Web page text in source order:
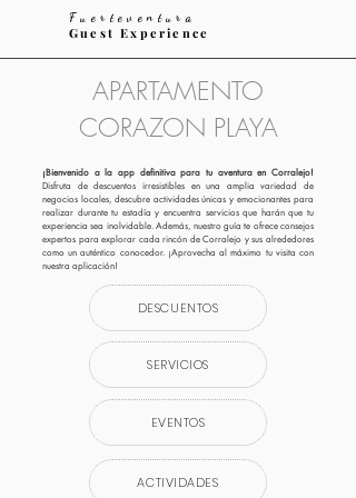
Fuerteventura
Guest Experience
APARTAMENTO
CORAZON PLAYA
¡Bienvenido a la app definitiva para tu aventura en Corralejo!
Disfruta de descuentos irresistibles en una amplia variedad de
negocios locales, descubre actividades únicas y emocionantes para
realizar durante tu estadía y encuentra servicios que harán que tu
experiencia sea inolvidable. Además, nuestro guía te ofrece consejos
expertos para explorar cada rincón de Corralejo y sus alrededores
como un auténtico conocedor. ¡Aprovecha al máximo tu visita con
nuestra aplicación!
DESCUENTOS
SERVICIOS
EVENTOS
ACTIVIDADES